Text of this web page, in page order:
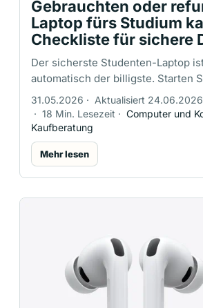
Gebrauchten oder
Laptop fürs Studium
Checkliste für sichere
Der sicherste Studenten-Laptop
automatisch der billigste. Starten
neuen Angebot, einem Open-Box-
einem seriös refurbished …
31.05.2026 · Aktualisiert 24.06.2026
· 18 Min. Lesezeit · Computer und
Kaufberatung
Mehr lesen